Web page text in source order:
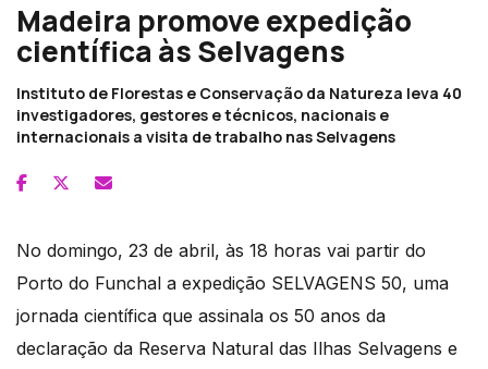
Madeira promove expedição
científica às Selvagens
Instituto de Florestas e Conservação da Natureza leva 40
investigadores, gestores e técnicos, nacionais e
internacionais a visita de trabalho nas Selvagens
No domingo, 23 de abril, às 18 horas vai partir do
Porto do Funchal a expedição SELVAGENS 50, uma
jornada científica que assinala os 50 anos da
declaração da Reserva Natural das Ilhas Selvagens e